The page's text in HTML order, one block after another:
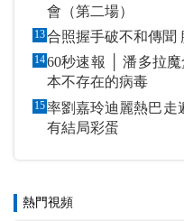
會（第二場）
13
1460秒速報 │ 潘多拉魔盒已被AI
本不存在的病毒
15率劉嘉玲迪麗熱巴走遍4區謝票 周
有結局彩蛋
熱門視頻